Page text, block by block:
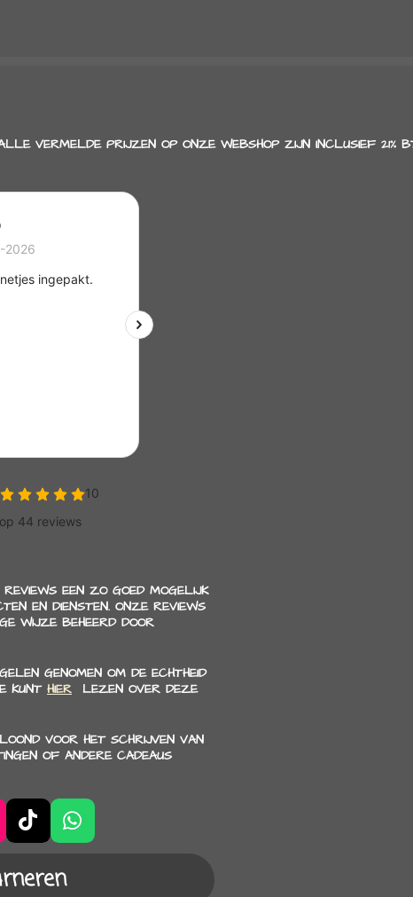
VERMELDE PRIJZEN OP ONZE WEBSHOP ZIJN INCLUSIEF 21%
EEN ZO GOED MOGELIJK
EN DIENSTEN. ONZE REVIEWS
WIJZE BEHEERD DOOR
GENOMEN OM DE ECHTHEID
KUNT HIER LEZEN OVER DEZE
VOOR HET SCHRIJVEN VAN
OF ANDERE CADEAUS
T
i
k
T
W
h